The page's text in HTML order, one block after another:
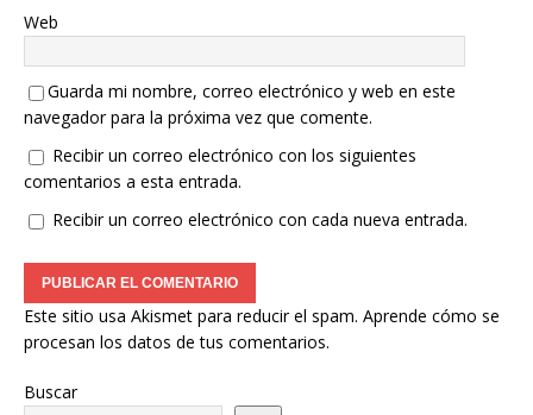
Web
Guarda mi nombre, correo electrónico y web en este
navegador para la próxima vez que comente.
Recibir un correo electrónico con los siguientes
comentarios a esta entrada.
Recibir un correo electrónico con cada nueva entrada.
Este sitio usa Akismet para reducir el spam. Aprende cómo se
procesan los datos de tus comentarios.
Buscar